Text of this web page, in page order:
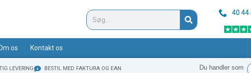
Søg 40 44
os Kontakt os
LEVERING BESTIL MED FAKTURA OG EAN Du handler som